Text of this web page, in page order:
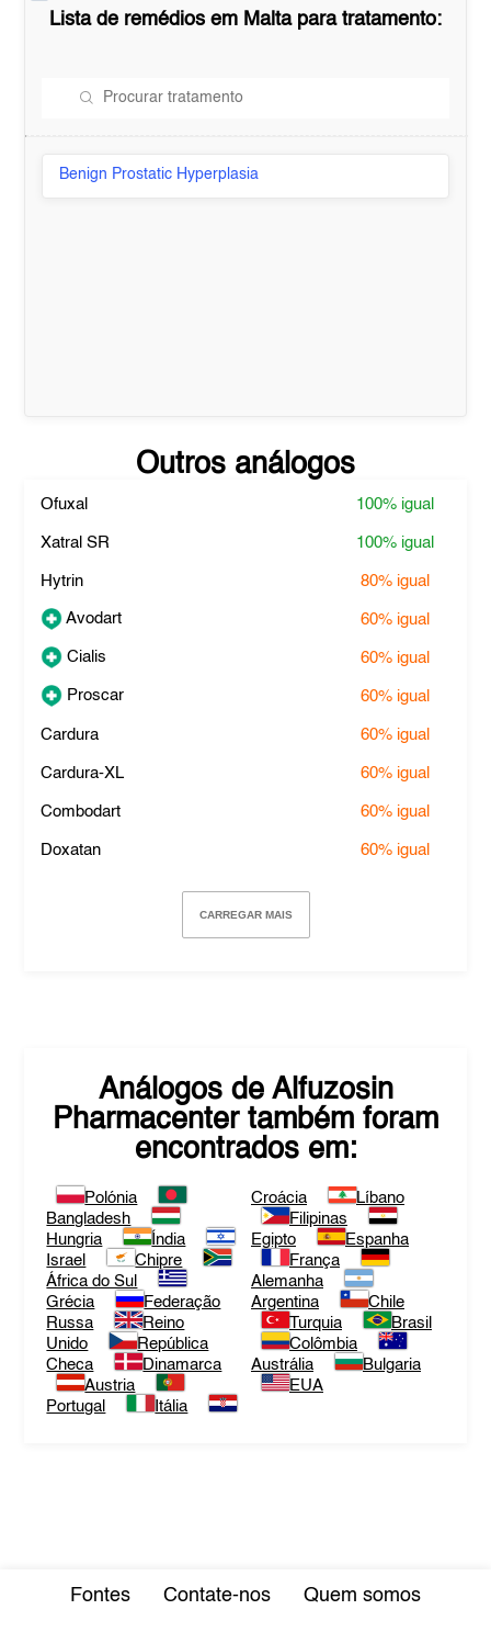
Lista de remédios em Maltapara tratamento:
Benign Prostatic Hyperplasia
Outros análogos
Ofuxal 100% igual
Xatral SR 100% igual
Hytrin 80% igual
Avodart 60% igual
Cialis 60% igual
Proscar 60% igual
Cardura 60% igual
Cardura-XL 60% igual
Combodart 60% igual
Doxatan 60% igual
CARREGAR MAIS
Análogos de Alfuzosin
Pharmacentertambém foram
encontrados em:
Polónia
Bangladesh
Hungria
Índia
Israel
Chipre
África do Sul
Grécia
Federação
Russa
Reino
Unido
República
Checa
Dinamarca
Austria
Portugal
Itália
Croácia
Líbano
Filipinas
Egipto
Espanha
França
Alemanha
Argentina
Chile
Turquia
Brasil
Colômbia
Austrália
Bulgaria
EUA
Fontes Contate-nos Quem somos